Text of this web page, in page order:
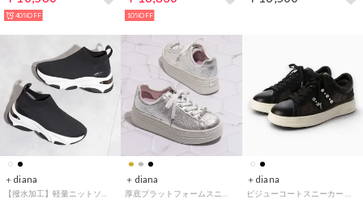
40%OFF 10%OFF
＋diana ＋diana ＋diana